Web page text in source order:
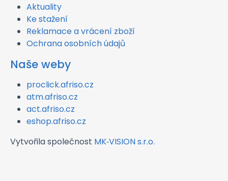
Aktuality
Ke stažení
Reklamace a vrácení zboží
Ochrana osobních údajů
Naše weby
proclick.afriso.cz
atm.afriso.cz
act.afriso.cz
eshop.afriso.cz
Vytvořila společnost MK‑VISION s.r.o.